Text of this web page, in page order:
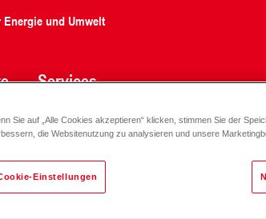
und Umwelt
Services
DN 32-50
Sie auf „Alle Cookies akzeptieren“ klicken, stimmen Sie der
die Websitenutzung zu analysieren und unsere
Einstellungen